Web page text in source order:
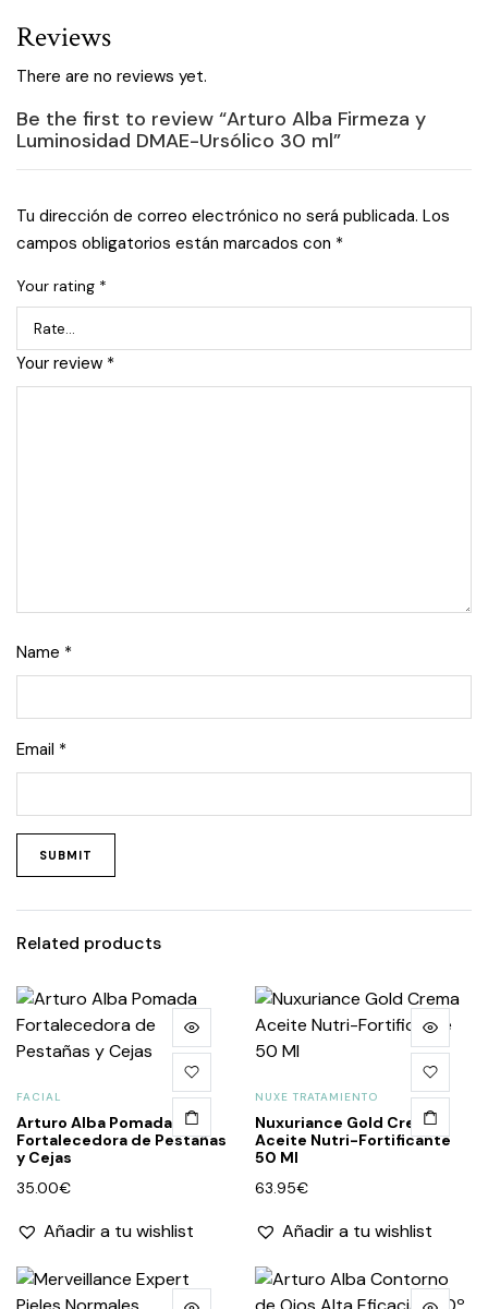
Reviews
There are no reviews yet.
Be the first to review “Arturo Alba Firmeza y
Luminosidad DMAE-Ursólico 30 ml”
Tu dirección de correo electrónico no será publicada. Los
campos obligatorios están marcados con *
Your rating *
Your review *
Name *
Email *
Related products
FACIAL
Arturo Alba Pomada
Fortalecedora de Pestañas
y Cejas
35.00€
Añadir a tu wishlist
NUXE TRATAMIENTO
Nuxuriance Gold Crema
Aceite Nutri-Fortificante
50 Ml
63.95€
Añadir a tu wishlist